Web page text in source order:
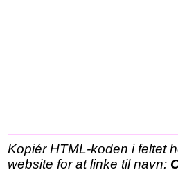
Kopiér HTML-koden i feltet
website for at linke til navn: